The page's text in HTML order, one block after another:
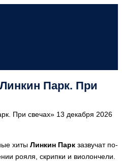
Парк. При
хиты Линкин Парк зазвучат по-
рояля, скрипки и виолончели.